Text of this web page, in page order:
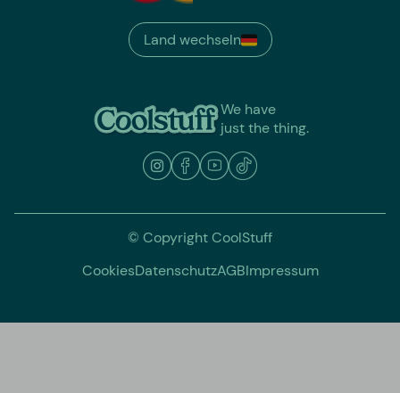
We have
just the thing.
Land wechseln
© Copyright CoolStuff
CookiesDatenschutzAGBImpressum